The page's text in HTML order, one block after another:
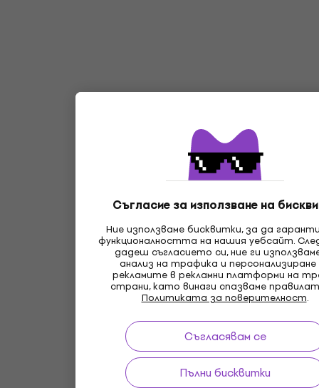
Съгласие за използване на
Ние използваме бисквитки, за да
функционалността на нашия уебсайт.
дадеш съгласието си, ние ги
анализ на трафика и персонализиране
рекламите в рекламни платформи на
страни, като винаги спазваме
Политиката за поверителност.
Съгласявам се
Пълни бисквитки